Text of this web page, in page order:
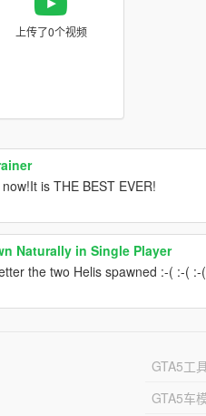
上传了0个视频
is THE BEST EVER!
Naturally in Single Player
the two Helis spawned :-( :-( :-(
GTA5工
GTA5车